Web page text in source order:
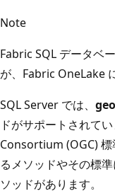
Note
Fabric SQL データベ
が、Fabric OneLake
SQL Server では、
ドがサポートされて
Consortium (OGC) 標
るメソッドやその標
ソッドがあります。